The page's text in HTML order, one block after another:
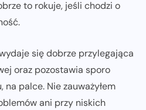
to rokuje, jeśli chodzi o
się dobrze przylegająca
oraz pozostawia sporo
na palce. Nie zauważyłem
ani przy niskich